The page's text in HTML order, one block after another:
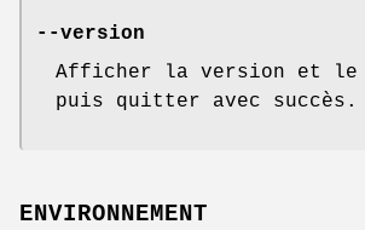
--version
Afficher la version et le
puis quitter avec succès.
ENVIRONNEMENT